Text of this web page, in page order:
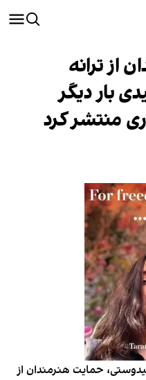
از ترانه
بار دیگر
منتشر کرد
علیدوستی، حمایت هنرمندان از